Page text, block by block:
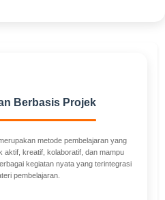
Berbasis Projek
metode pembelajaran yang
aktif, kreatif, kolaboratif, dan mampu
kegiatan nyata yang terintegrasi
pembelajaran.